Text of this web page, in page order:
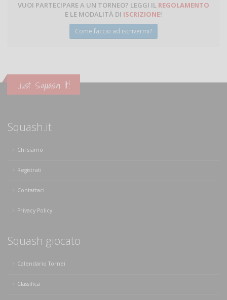
VUOI PARTECIPARE A UN TORNEO? LEGGI IL REGOLAMENTO
E LE MODALITÀ DI ISCRIZIONE!
Come faccio ad iscrivermi?
Just Squash It!
Squash.it
Chi siamo
Registrati
Contattaci
Privacy Policy
Squash giocato
Calendario Tornei
Classifica